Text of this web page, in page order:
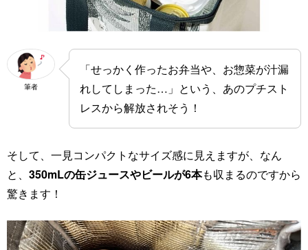
筆者
「せっかく作ったお弁当や、お惣菜が汁漏
れしてしまった…」という、あのプチスト
レスから解放されそう！
そして、一見コンパクトなサイズ感に見えますが、なん
と、 350mLの缶ジュースやビールが6本も収まるのですから
驚きます！